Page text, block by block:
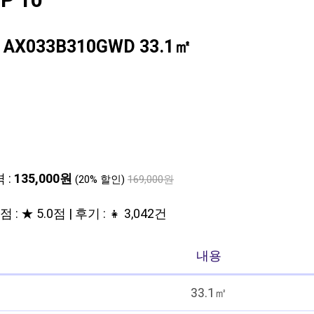
33.1㎡
: 135,000원 (20% 할인) 169,000원
: ★ 5.0점 | 후기 : 👧 3,042건
내용
33.1㎡